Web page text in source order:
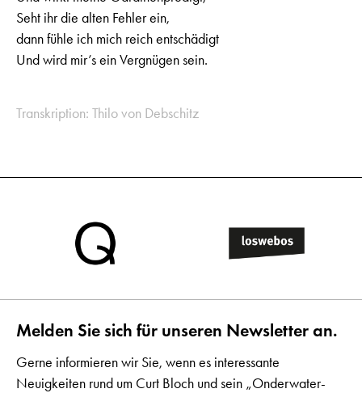
Seht ihr die alten Fehler ein,
dann fühle ich mich reich entschädigt
Und wird mir’s ein Vergnügen sein.
Transkription: Thilo von Debschitz
Melden Sie sich für unseren Newsletter an.
Gerne informieren wir Sie, wenn es interessante
Neuigkeiten rund um Curt Bloch und sein „Onderwater-